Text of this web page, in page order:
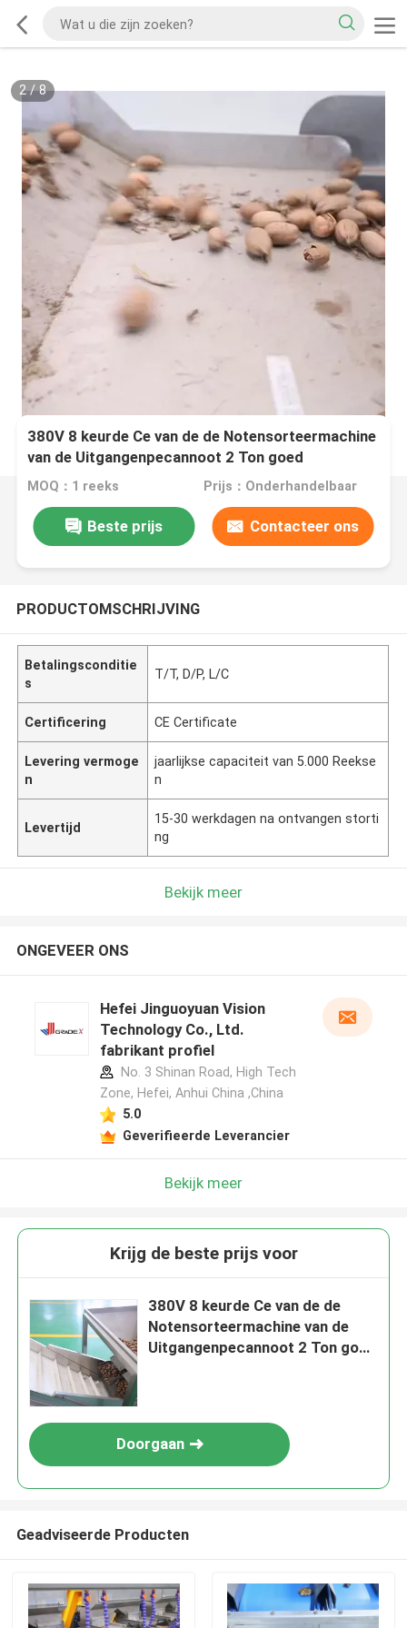
2/8
380V 8 keurde Ce van de de Notensorteermachine
van de Uitgangenpecannoot 2 Ton goed
Capaciteits
MOQ：1 reeks Prijs：Onderhandelbaar
Beste prijs Contacteer ons
PRODUCTOMSCHRIJVING
Betalingsconditie
s
T/T, D/P, L/C
Certificering CE Certificate
Levering vermoge
n
jaarlijkse capaciteit van 5.000 Reekse
n
Levertijd
15-30 werkdagen na ontvangen storti
ng
Bekijk meer
ONGEVEER ONS
Hefei Jinguoyuan Vision
Technology Co., Ltd.
fabrikant profiel
No. 3 Shinan Road, High Tech
Zone, Hefei, Anhui China ,China
5.0
Geverifieerde Leverancier
Bekijk meer
Krijg de beste prijs voor
380V 8 keurde Ce van de de
Notensorteermachine van de
Uitgangenpecannoot 2 Ton goed
Doorgaan
Geadviseerde Producten